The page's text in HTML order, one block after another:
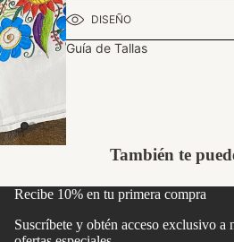
DISEÑO
Guía de Tallas
También te
Recibe 10% en tu primera compra
Suscríbete y obtén acceso exclusivo a